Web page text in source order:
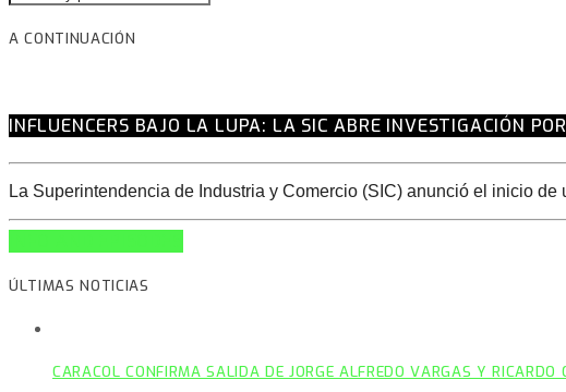
A CONTINUACIÓN
INFLUENCERS BAJO LA LUPA: LA SIC ABRE INVESTIGACIÓN
La Superintendencia de Industria y Comercio (SIC) anunció el inicio
ÚLTIMAS NOTICIAS
CARACOL CONFIRMA SALIDA DE JORGE ALFREDO VARGAS Y RICARDO